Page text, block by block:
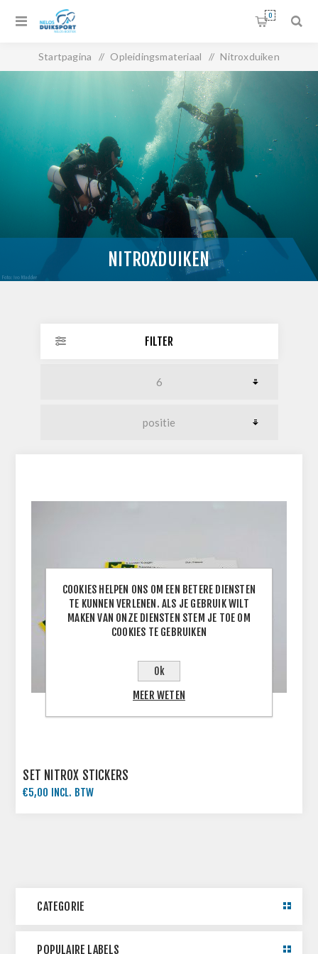
0
Startpagina / Opleidingsmateriaal / Nitroxduiken
NITROXDUIKEN
FILTER
SET NITROX STICKERS
€5,00 INCL. BTW
CATEGORIE
POPULAIRE LABELS
COOKIES HELPEN ONS OM EEN BETERE DIENSTEN
TE KUNNEN VERLENEN. ALS JE GEBRUIK WILT
MAKEN VAN ONZE DIENSTEN STEM JE TOE OM
COOKIES TE GEBRUIKEN
Ok
MEER WETEN